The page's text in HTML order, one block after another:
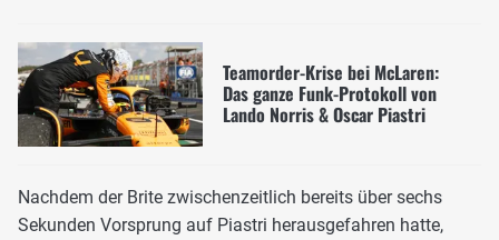
Teamorder-Krise bei McLaren:
Das ganze Funk-Protokoll von
Lando Norris & Oscar Piastri
Nachdem der Brite zwischenzeitlich bereits über sechs
Sekunden Vorsprung auf Piastri herausgefahren hatte,